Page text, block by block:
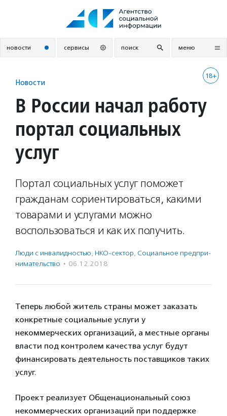
новости сервисы поиск меню
18+
Новости
В России начал работу
портал социальных
услуг
Портал социальных услуг поможет
гражданам сориентироваться, какими
товарами и услугами можно
воспользоваться и как их получить.
Люди с инвалидностью, НКО-сектор, Социальное предпри­
нима­тель­ство · 06.12.2018
Теперь любой житель страны может заказать
конкретные социальные услуги у
некоммерческих организаций, а местные органы
власти под контролем качества услуг будут
финансировать деятельность поставщиков таких
услуг.
Проект реализует Общенациональный союз
некоммерческих организаций при поддержке